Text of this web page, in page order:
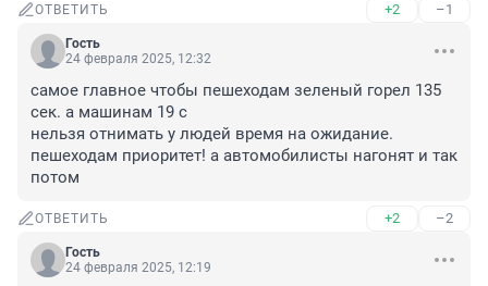
ОТВЕТИТЬ +2 –1
Гость
24 февраля 2025, 12:32
самое главное чтобы пешеходам зеленый горел 135
сек. а машинам 19 с
нельзя отнимать у людей время на ожидание.
пешеходам приоритет! а автомобилисты нагонят и так
потом
ОТВЕТИТЬ +2 –2
Гость
24 февраля 2025, 12:19